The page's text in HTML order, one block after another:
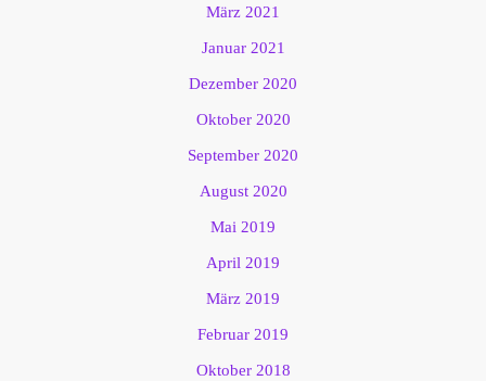
März 2021
Januar 2021
Dezember 2020
Oktober 2020
September 2020
August 2020
Mai 2019
April 2019
März 2019
Februar 2019
Oktober 2018